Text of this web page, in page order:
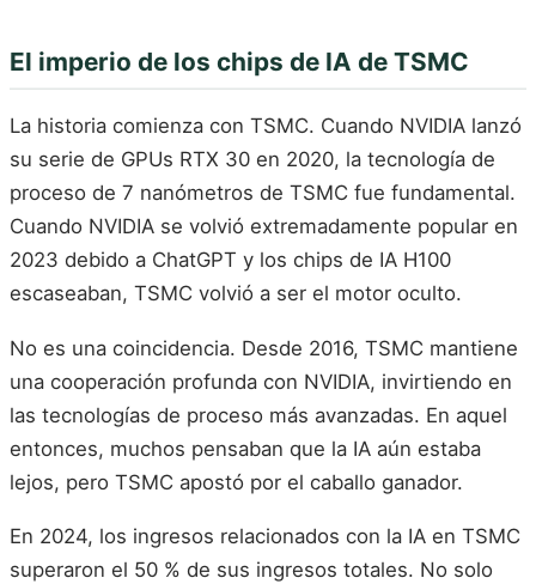
El imperio de los chips de IA de TSMC
La historia comienza con TSMC. Cuando NVIDIA lanzó
su serie de GPUs RTX 30 en 2020, la tecnología de
proceso de 7 nanómetros de TSMC fue fundamental.
Cuando NVIDIA se volvió extremadamente popular en
2023 debido a ChatGPT y los chips de IA H100
escaseaban, TSMC volvió a ser el motor oculto.
No es una coincidencia. Desde 2016, TSMC mantiene
una cooperación profunda con NVIDIA, invirtiendo en
las tecnologías de proceso más avanzadas. En aquel
entonces, muchos pensaban que la IA aún estaba
lejos, pero TSMC apostó por el caballo ganador.
En 2024, los ingresos relacionados con la IA en TSMC
superaron el 50 % de sus ingresos totales. No solo